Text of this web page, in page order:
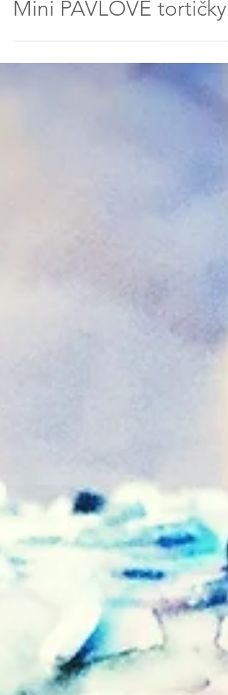
PEČIVO A KOLÁČE
Mini PAVLOVE tortičky